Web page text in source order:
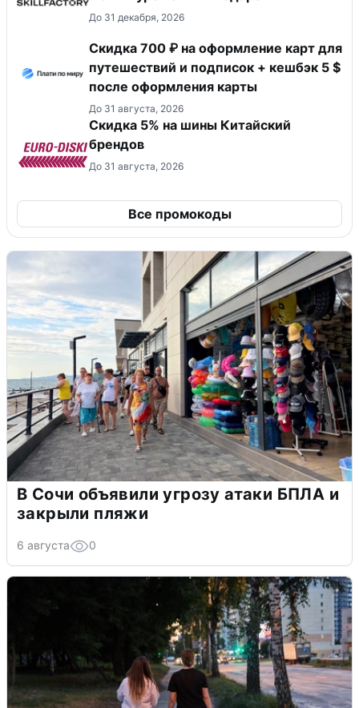
До 31 декабря, 2026
Скидка 700 ₽ на оформление карт для
путешествий и подписок + кешбэк 5 $
после оформления карты
До 31 августа, 2026
​Скидка 5% на шины Китайский
брендов
До 31 августа, 2026
Все промокоды
В Сочи объявили угрозу атаки БПЛА и
закрыли пляжи
6 августа 0